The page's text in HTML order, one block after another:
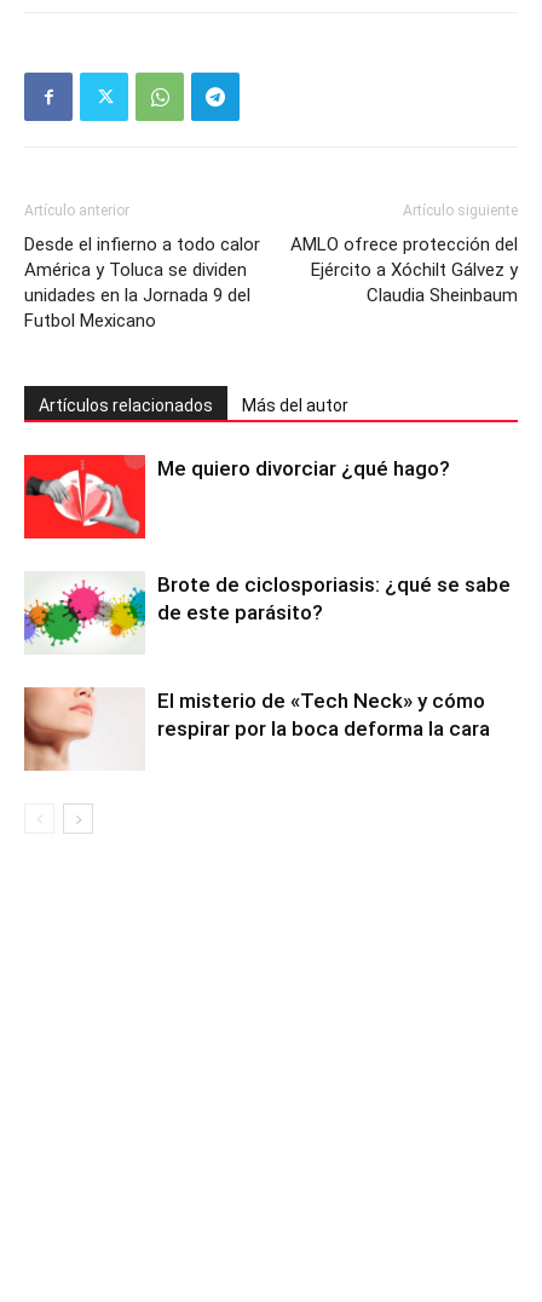
Artículo anterior
Desde el infierno a todo calor
América y Toluca se dividen
unidades en la Jornada 9 del
Futbol Mexicano
Artículo siguiente
AMLO ofrece protección del
Ejército a Xóchilt Gálvez y
Claudia Sheinbaum
Artículos relacionados Más del autor
Me quiero divorciar ¿qué hago?
Brote de ciclosporiasis: ¿qué se sabe
de este parásito?
El misterio de «Tech Neck» y cómo
respirar por la boca deforma la cara